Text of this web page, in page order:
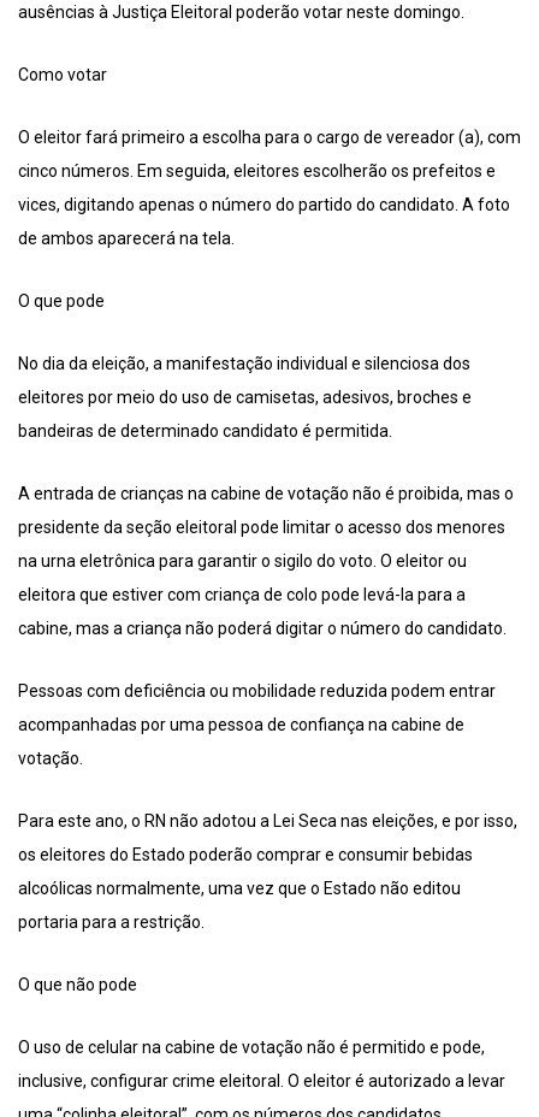
ausências à Justiça Eleitoral poderão votar neste domingo.
Como votar
O eleitor fará primeiro a escolha para o cargo de vereador (a), com
cinco números. Em seguida, eleitores escolherão os prefeitos e
vices, digitando apenas o número do partido do candidato. A foto
de ambos aparecerá na tela.
O que pode
No dia da eleição, a manifestação individual e silenciosa dos
eleitores por meio do uso de camisetas, adesivos, broches e
bandeiras de determinado candidato é permitida.
A entrada de crianças na cabine de votação não é proibida, mas o
presidente da seção eleitoral pode limitar o acesso dos menores
na urna eletrônica para garantir o sigilo do voto. O eleitor ou
eleitora que estiver com criança de colo pode levá-la para a
cabine, mas a criança não poderá digitar o número do candidato.
Pessoas com deficiência ou mobilidade reduzida podem entrar
acompanhadas por uma pessoa de confiança na cabine de
votação.
Para este ano, o RN não adotou a Lei Seca nas eleições, e por isso,
os eleitores do Estado poderão comprar e consumir bebidas
alcoólicas normalmente, uma vez que o Estado não editou
portaria para a restrição.
O que não pode
O uso de celular na cabine de votação não é permitido e pode,
inclusive, configurar crime eleitoral. O eleitor é autorizado a levar